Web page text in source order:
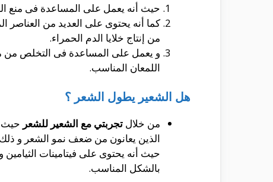
حيث أنه يعمل على المساعدة فى منع
كما أنه يحتوى على العديد من
من إنتاج خلايا الدم الحمراء.
و يعمل على المساعدة فى التخلص من
اللمعان المناسب.
هل الشعير يطول الشعر ؟
من خلال تجربتي مع الشعير للشعر حيث
الذين يعانون من ضعف نمو الشعر و ذلك
حيث أنه يحتوى على فيتامينات
بالشكل المناسب.